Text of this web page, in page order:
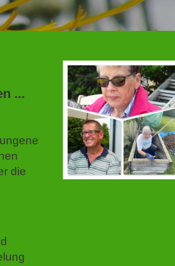
...
die